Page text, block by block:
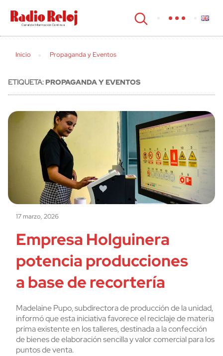
cerrar
Inicio Propaganda y Eventos
ETIQUETA:PROPAGANDA Y EVENTOS
17 marzo, 2026
Empresa Holguinera
potencia producciones
a base de recortería
Madelaine Pupo, subdirectora de producción de la unidad,
informó que esta iniciativa favorece el reciclaje de materia
prima existente en los talleres, destinada a la confección
de bienes de elaboración sencilla y valor comercial para los
puntos de venta.